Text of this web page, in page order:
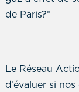
de Paris?*
Le Réseau
d’évaluer si